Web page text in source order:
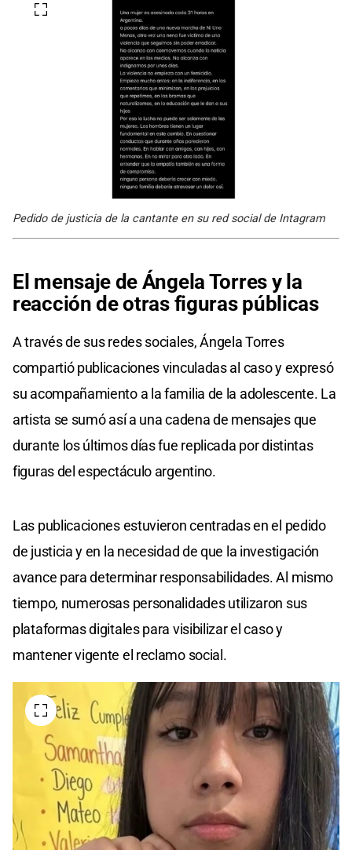
Pedido de justicia de la cantante en su red social de Intagram
El mensaje de Ángela Torres y la
reacción de otras figuras públicas
A través de sus redes sociales, Ángela Torres
compartió publicaciones vinculadas al caso y expresó
su acompañamiento a la familia de la adolescente. La
artista se sumó así a una cadena de mensajes que
durante los últimos días fue replicada por distintas
figuras del espectáculo argentino.
Las publicaciones estuvieron centradas en el pedido
de justicia y en la necesidad de que la investigación
avance para determinar responsabilidades. Al mismo
tiempo, numerosas personalidades utilizaron sus
plataformas digitales para visibilizar el caso y
mantener vigente el reclamo social.